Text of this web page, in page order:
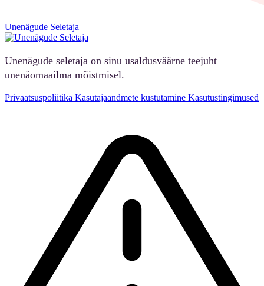
Unenägude Seletaja
Unenägude seletaja on sinu usaldusväärne teejuht
unenäomaailma mõistmisel.
Privaatsuspoliitika Kasutajaandmete kustutamine Kasutustingimused